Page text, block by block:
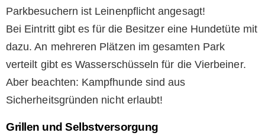
Parkbesuchern ist Leinenpflicht angesagt!
Bei Eintritt gibt es für die Besitzer eine Hundetüte mit
dazu. An mehreren Plätzen im gesamten Park
verteilt gibt es Wasserschüsseln für die Vierbeiner.
Aber beachten: Kampfhunde sind aus
Sicherheitsgründen nicht erlaubt!
Grillen und Selbstversorgung